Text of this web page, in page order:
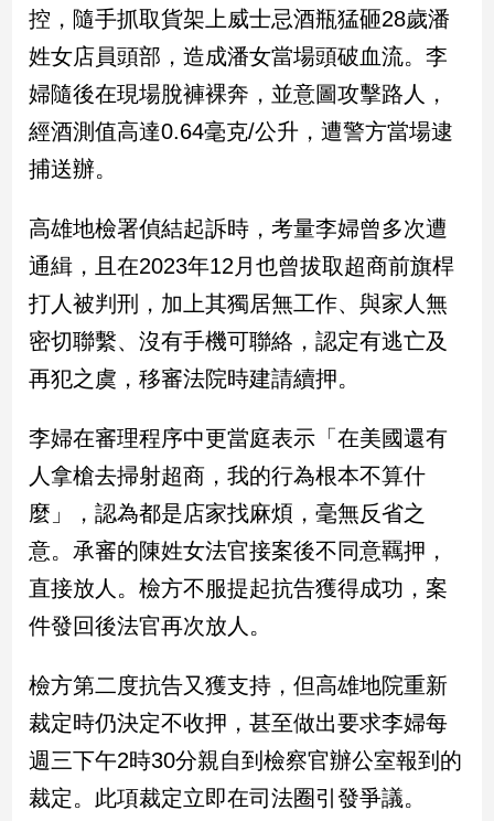
觀
點
民
調
會
焦
點
觀
點
兩
岸/
國
社
會/
方
新
冠
病
毒
南
灣
控，隨手抓取貨架上威士忌酒瓶猛砸28歲潘
姓女店員頭部，造成潘女當場頭破血流。李
婦隨後在現場脫褲裸奔，並意圖攻擊路人，
經酒測值高達0.64毫克/公升，遭警方當場逮
捕送辦。
高雄地檢署偵結起訴時，考量李婦曾多次遭
通緝，且在2023年12月也曾拔取超商前旗桿
打人被判刑，加上其獨居無工作、與家人無
密切聯繫、沒有手機可聯絡，認定有逃亡及
再犯之虞，移審法院時建請續押。
李婦在審理程序中更當庭表示「在美國還有
人拿槍去掃射超商，我的行為根本不算什
麼」，認為都是店家找麻煩，毫無反省之
意。承審的陳姓女法官接案後不同意羈押，
直接放人。檢方不服提起抗告獲得成功，案
件發回後法官再次放人。
檢方第二度抗告又獲支持，但高雄地院重新
裁定時仍決定不收押，甚至做出要求李婦每
週三下午2時30分親自到檢察官辦公室報到的
裁定。此項裁定立即在司法圈引發爭議。